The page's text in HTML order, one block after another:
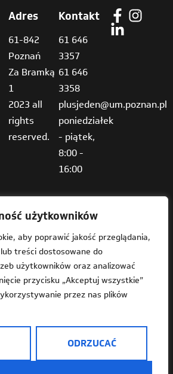
użytkowników
aby poprawić jakość przeglądania,
treści dostosowane do
użytkowników oraz analizować
przycisku „Akceptuj wszystkie”
przez nas plików
ODRZUCAĆ
Adres
61-842
Poznań
Za Bramką
1
2023 all
rights
reserved.
Kontakt
61 646
3357
61 646
3358
plusjeden@um.poznan.pl
poniedziałek
- piątek,
8:00 -
16:00
w języku prostym do czytania